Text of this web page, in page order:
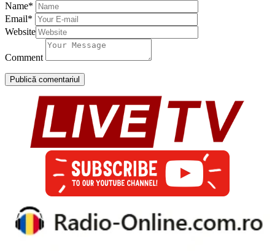
Name*
Email*
Website
Comment